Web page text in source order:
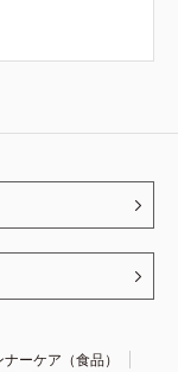
ナーケア（食品）